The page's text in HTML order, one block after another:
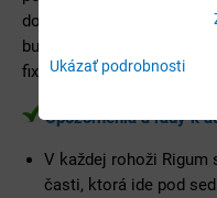
dokonale sadnú a
buď otvory na
fixácie.
Upozornenia a rady k
V každej rohoži Rigum
časti, ktorá ide pod
Ukázať podrobnosti